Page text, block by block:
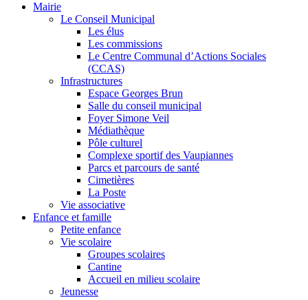
Mairie
Le Conseil Municipal
Les élus
Les commissions
Le Centre Communal d’Actions Sociales
(CCAS)
Infrastructures
Espace Georges Brun
Salle du conseil municipal
Foyer Simone Veil
Médiathèque
Pôle culturel
Complexe sportif des Vaupiannes
Parcs et parcours de santé
Cimetières
La Poste
Vie associative
Enfance et famille
Petite enfance
Vie scolaire
Groupes scolaires
Cantine
Accueil en milieu scolaire
Jeunesse